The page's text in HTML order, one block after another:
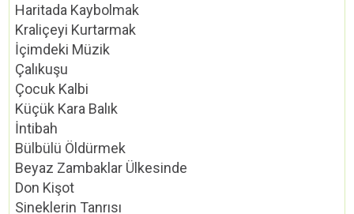
Haritada Kaybolmak
Kraliçeyi Kurtarmak
İçimdeki Müzik
Çalıkuşu
Çocuk Kalbi
Küçük Kara Balık
İntibah
Bülbülü Öldürmek
Beyaz Zambaklar Ülkesinde
Don Kişot
Sineklerin Tanrısı